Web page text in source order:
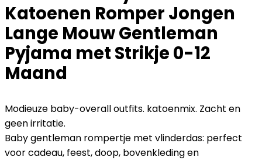
Katoenen Romper Jongen
Lange Mouw Gentleman
Pyjama met Strikje 0-12
Maand
Modieuze baby-overall outfits. katoenmix. Zacht en
geen irritatie.
Baby gentleman rompertje met vlinderdas: perfect
voor cadeau, feest, doop, bovenkleding en